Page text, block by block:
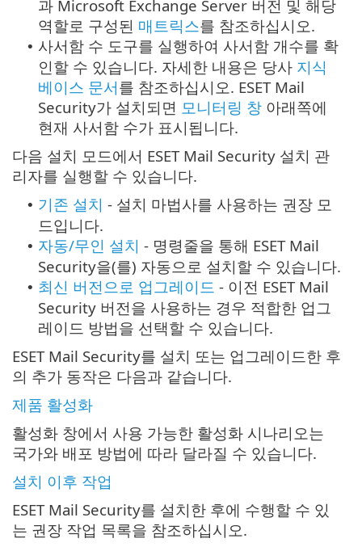
과 Microsoft Exchange Server 버전 및 해당
역할로 구성된 매트릭스를 참조하십시오.
• 사서함 수 도구를 실행하여 사서함 개수를 확
인할 수 있습니다. 자세한 내용은 당사 지식
베이스 문서를 참조하십시오. ESET Mail
Security가 설치되면 모니터링 창 아래쪽에
현재 사서함 수가 표시됩니다.
다음 설치 모드에서 ESET Mail Security 설치 관
리자를 실행할 수 있습니다.
• 기존 설치 - 설치 마법사를 사용하는 권장 모
드입니다.
• 자동/무인 설치 - 명령줄을 통해 ESET Mail
Security을(를) 자동으로 설치할 수 있습니다.
• 최신 버전으로 업그레이드 - 이전 ESET Mail
Security 버전을 사용하는 경우 적합한 업그
레이드 방법을 선택할 수 있습니다.
ESET Mail Security를 설치 또는 업그레이드한 후
의 추가 동작은 다음과 같습니다.
제품 활성화
활성화 창에서 사용 가능한 활성화 시나리오는
국가와 배포 방법에 따라 달라질 수 있습니다.
설치 이후 작업
ESET Mail Security를 설치한 후에 수행할 수 있
는 권장 작업 목록을 참조하십시오.